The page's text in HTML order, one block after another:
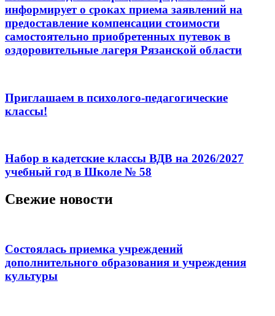
информирует о сроках приема заявлений на
предоставление компенсации стоимости
самостоятельно приобретенных путевок в
оздоровительные лагеря Рязанской области
Приглашаем в психолого-педагогические
классы!
Набор в кадетские классы ВДВ на 2026/2027
учебный год в Школе № 58
Свежие новости
Состоялась приемка учреждений
дополнительного образования и учреждения
культуры